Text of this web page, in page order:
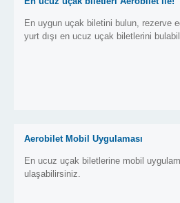
En uygun uçak biletini bulun, rezerve
yurt dışı en ucuz uçak biletlerini
Aerobilet Mobil Uygulaması
En ucuz uçak biletlerine mobil
ulaşabilirsiniz.